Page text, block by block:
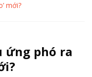
mới?
ứng phó ra